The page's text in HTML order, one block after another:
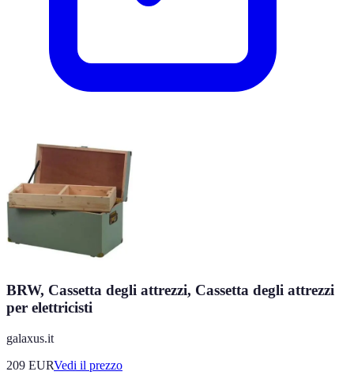
BRW, Cassetta degli attrezzi, Cassetta degli attrezzi
per elettricisti
galaxus.it
209 EURVedi il prezzo